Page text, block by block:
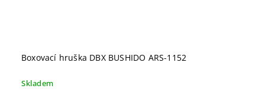
Boxovací hruška DBX BUSHIDO ARS-1152
Skladem